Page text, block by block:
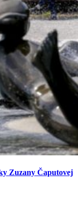
Zuzany Čaputovej